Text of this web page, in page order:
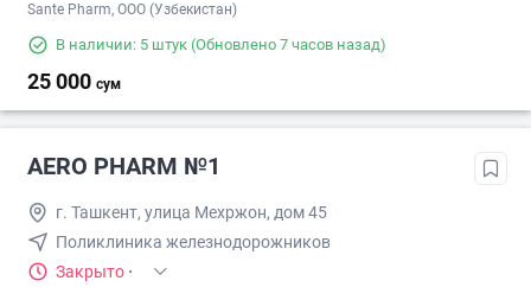
Sante Pharm, OOO (Узбекистан)
В наличии: 5 штук (Обновлено 7 часов назад)
25 000 сум
AERO PHARM №1
г. Ташкент, улица Мехржон, дом 45
Поликлиника железнодорожников
Закрыто ·